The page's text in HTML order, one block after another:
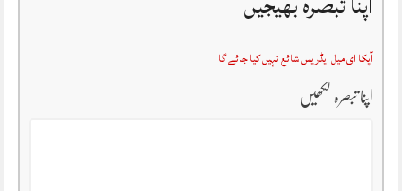
آپکا ای میل ایڈریس شائع نہیں کیا جائے گا
اپنا تبصرہ لکھیں